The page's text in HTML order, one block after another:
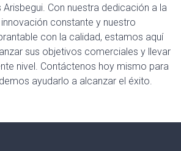
Arisbegui. Con nuestra dedicación a la
constante y nuestro
con la calidad, estamos aquí
sus objetivos comerciales y llevar
nivel. Contáctenos hoy mismo para
ayudarlo a alcanzar el éxito.